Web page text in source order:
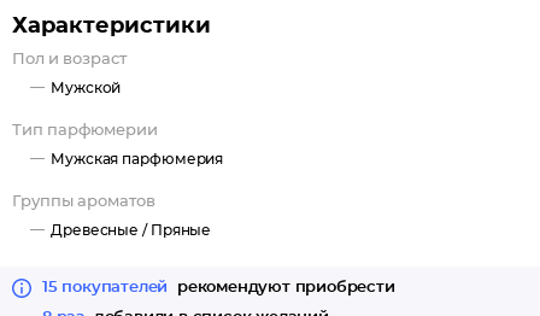
Притягательность, изысканность и утонченность - вот что
передаст этот аромат.
Характеристики
Пол и возраст
Мужской
Тип парфюмерии
Мужская парфюмерия
Группы ароматов
Древесные / Пряные
15 покупателей
рекомендуют приобрести